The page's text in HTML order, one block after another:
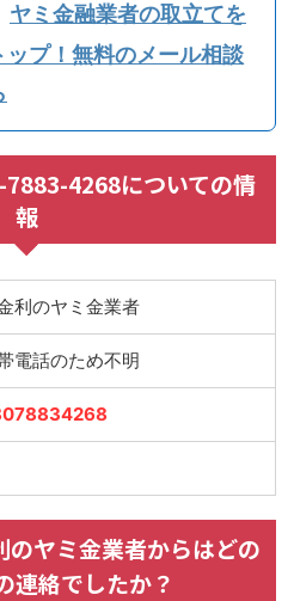
ヤミ金融業者の取立てを
ップ！無料のメール相談
4268についての情
報
利のヤミ金業者
電話のため不明
ヤミ金業者からはどの
連絡でしたか？